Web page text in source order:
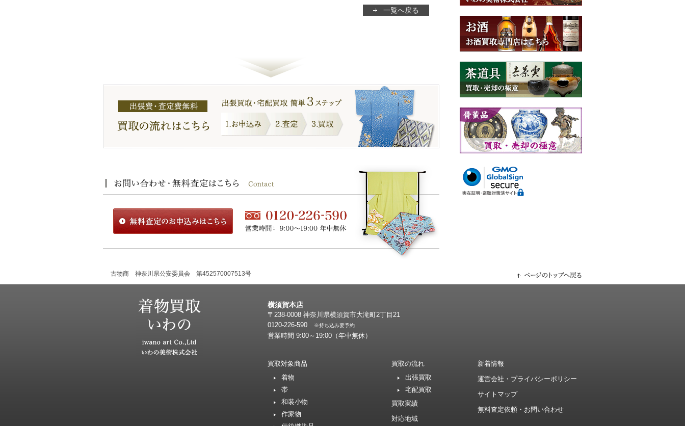
一覧へ戻る
古物商 神奈川県公安委員会 第452570007513号
横須賀本店
〒238-0008 神奈川県横須賀市大滝町2丁目21
0120-226-590
※持ち込み要予約
営業時間 9:00～19:00（年中無休）
買取対象商品
着物
帯
和装小物
作家物
買取の流れ
出張買取
宅配買取
買取実績
対応地域
新着情報
運営会社・プライバシーポリシー
サイトマップ
無料査定依頼・お問い合わせ